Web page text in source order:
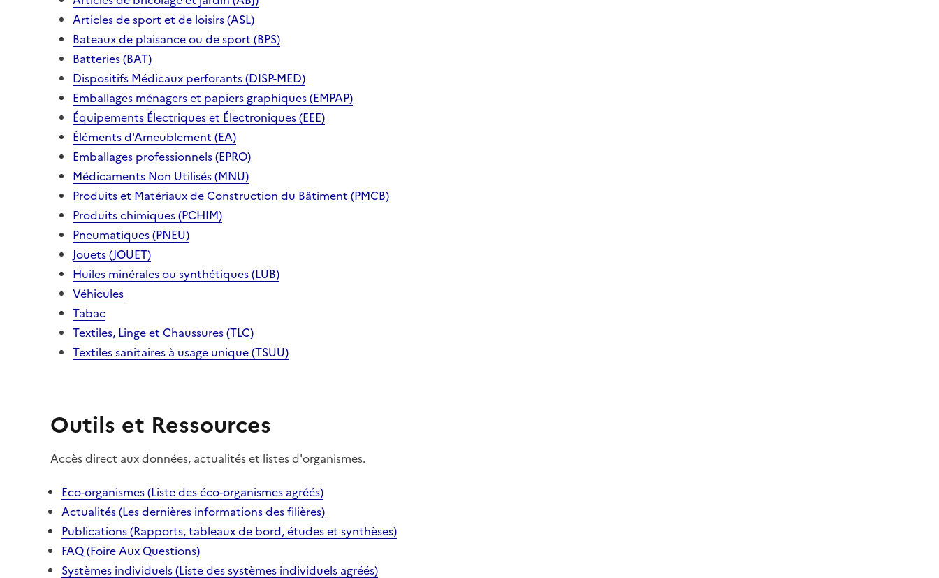
Articles de sport et de loisirs (ASL)
Bateaux de plaisance ou de sport (BPS)
Batteries (BAT)
Dispositifs Médicaux perforants (DISP-MED)
Emballages ménagers et papiers graphiques (EMPAP)
Équipements Électriques et Électroniques (EEE)
Éléments d'Ameublement (EA)
Emballages professionnels (EPRO)
Médicaments Non Utilisés (MNU)
Produits et Matériaux de Construction du Bâtiment (PMCB)
Produits chimiques (PCHIM)
Pneumatiques (PNEU)
Jouets (JOUET)
Huiles minérales ou synthétiques (LUB)
Véhicules
Tabac
Textiles, Linge et Chaussures (TLC)
Textiles sanitaires à usage unique (TSUU)
Outils et Ressources
Accès direct aux données, actualités et listes d'organismes.
Eco-organismes (Liste des éco-organismes agréés)
Actualités (Les dernières informations des filières)
Publications (Rapports, tableaux de bord, études et synthèses)
FAQ (Foire Aux Questions)
Systèmes individuels (Liste des systèmes individuels agréés)